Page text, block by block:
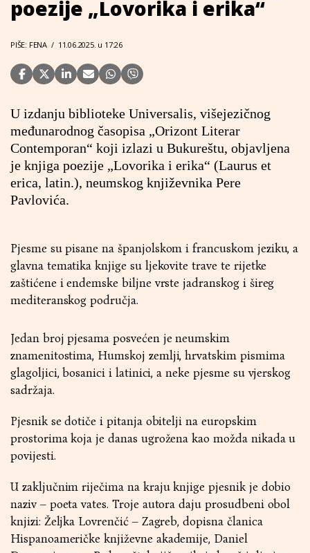
poezije „Lovorika i erika“
PIŠE: FENA / 11.06.2025. u 17:26
U izdanju biblioteke Universalis, višejezičnog
međunarodnog časopisa „Orizont Literar
Contemporan“ koji izlazi u Bukureštu, objavljena
je knjiga poezije „Lovorika i erika“ (Laurus et
erica, latin.), neumskog književnika Pere
Pavlovića.
Pjesme su pisane na španjolskom i francuskom jeziku, a
glavna tematika knjige su ljekovite trave te rijetke
zaštićene i endemske biljne vrste jadranskog i šireg
mediteranskog područja.
Jedan broj pjesama posvećen je neumskim
znamenitostima, Humskoj zemlji, hrvatskim pismima
glagoljici, bosanici i latinici, a neke pjesme su vjerskog
sadržaja.
Pjesnik se dotiče i pitanja obitelji na europskim
prostorima koja je danas ugrožena kao možda nikada u
povijesti.
U zaključnim riječima na kraju knjige pjesnik je dobio
naziv – poeta vates. Troje autora daju prosudbeni obol
knjizi: Željka Lovrenčić – Zagreb, dopisna članica
Hispanoameričke književne akademije, Daniel